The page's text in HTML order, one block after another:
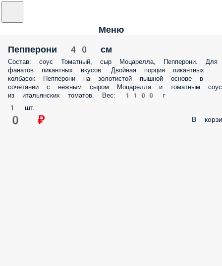
Меню
Пепперони 40 см
Состав: соус Томатный, сыр Моцарелла, Пепперони. Для
фанатов пикантных вкусов. Двойная порция пикантных
колбасок Пепперони на золотистой пышной основе в
сочетании с нежным сыром Моцарелла и томатным
из итальянских томатов. Вес: 1100 г
1 шт.
0 ₽ В